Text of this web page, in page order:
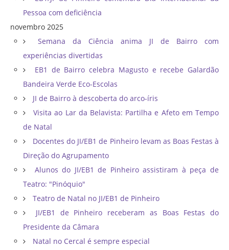
Pessoa com deficiência
novembro 2025
Semana da Ciência anima JI de Bairro com
experiências divertidas
EB1 de Bairro celebra Magusto e recebe Galardão
Bandeira Verde Eco-Escolas
JI de Bairro à descoberta do arco-íris
Visita ao Lar da Belavista: Partilha e Afeto em Tempo
de Natal
Docentes do JI/EB1 de Pinheiro levam as Boas Festas à
Direção do Agrupamento
Alunos do JI/EB1 de Pinheiro assistiram à peça de
Teatro: "Pinóquio"
Teatro de Natal no JI/EB1 de Pinheiro
JI/EB1 de Pinheiro receberam as Boas Festas do
Presidente da Câmara
Natal no Cercal é sempre especial